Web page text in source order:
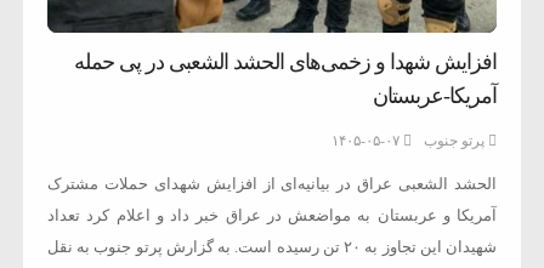
افزایش شهدا و زخمی‌های الحشد الشعبی در پی حمله
آمریکا-عربستان
پرتو جنوب ۱۴۰۵-۰۵-۰۷
الحشد الشعبی عراق در بیانیه‌ای از افزایش شهدای حملات مشترک
آمریکا و عربستان به مواضعش در عراق خبر داد و اعلام کرد تعداد
شهیدان این تجاوز به ۲۰ تن رسیده است. به گزارش پرتو جنوب به نقل